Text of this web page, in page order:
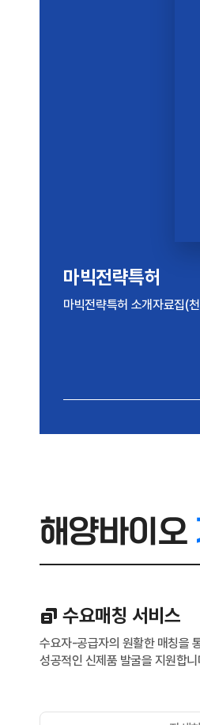
해양바이오산업 실
2024년 기준 해양바이오산
마빅전략특허
마빅전략특허 소개자료집(
해양바이오
수요매칭 서비스
수요자-공급자의 원활한 매칭을
성공적인 신제품 발굴을 지원합니